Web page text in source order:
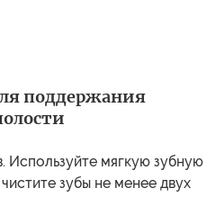
поддержания
Используйте мягкую зубную
зубы не менее двух